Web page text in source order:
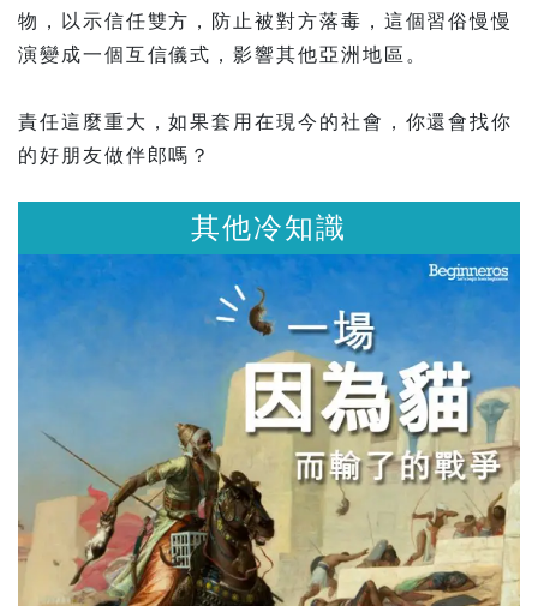
物，以示信任雙方，防止被對方落毒，這個習俗慢慢
演變成一個互信儀式，影響其他亞洲地區。
責任這麼重大，如果套用在現今的社會，你還會找你
的好朋友做伴郎嗎？
其他冷知識